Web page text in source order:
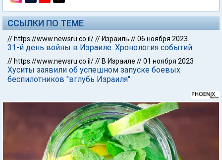
ССЫЛКИ ПО ТЕМЕ
// https://www.newsru.co.il/// Израиль //06 ноября 2023
31-й день войны в Израиле. Хронология событий
// https://www.newsru.co.il/// В Израиле //01 ноября 2023
Хуситы заявили об успешном запуске боевых
беспилотников "вглубь Израиля"